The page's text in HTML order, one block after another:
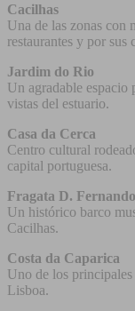
Cacilhas
Una de las zonas con
restaurantes y por
Jardim do Rio
Un agradable espacio
vistas del estuario.
Casa da Cerca
Centro cultural
capital portuguesa.
Fragata D.
Un histórico barco
Cacilhas.
Costa da Caparica
Uno de los
Lisboa.